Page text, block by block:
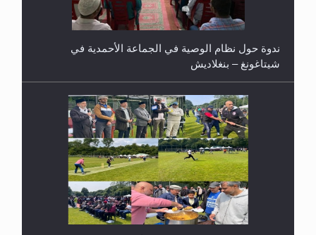
ندوة حول نظام الوصية في الجماعة الأحمدية في
شيتاغونغ – بنغلاديش